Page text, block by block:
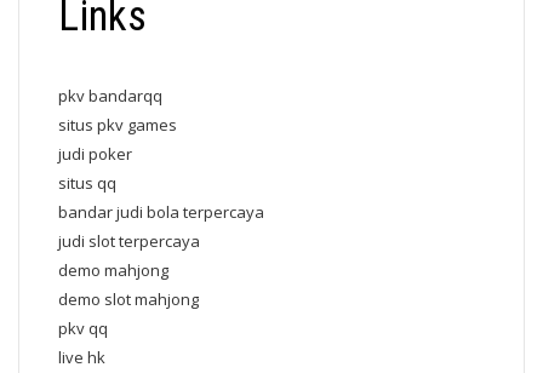
Links
pkv bandarqq
situs pkv games
judi poker
situs qq
bandar judi bola terpercaya
judi slot terpercaya
demo mahjong
demo slot mahjong
pkv qq
live hk